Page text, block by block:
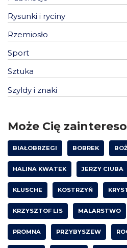
Rysunki i ryciny
Rzemiosło
Sport
Sztuka
Szyldy i znaki
Może Cię
BIAŁOBRZEGI BOBREK
HALINA KWATEK JERZY CIUBA
KLUSCHE KOSTRZYŃ
KRZYSZTOF LIS MALARSTWO
PROMNA PRZYBYSZEW